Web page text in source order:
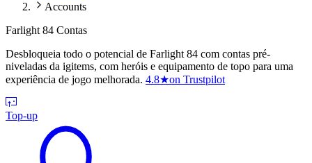
Accounts
Farlight 84 Contas
Desbloqueia todo o potencial de Farlight 84 com contas pré-
niveladas da igitems, com heróis e equipamento de topo para uma
experiência de jogo melhorada. 4.8★on Trustpilot
Top-up